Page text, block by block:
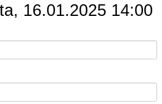
16.01.2025 14:00